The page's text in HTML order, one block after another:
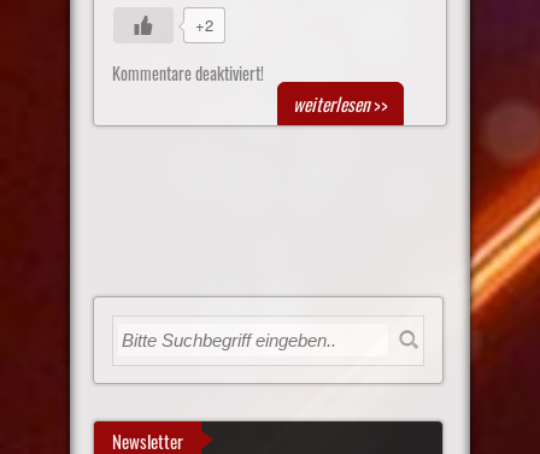
+2
Kommentare deaktiviert!
weiterlesen>>
Newsletter